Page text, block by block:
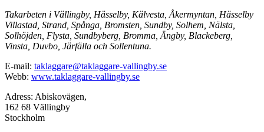
Takarbeten i Vällingby, Hässelby, Kälvesta, Åkermyntan, Hässelby
Villastad, Strand, Spånga, Bromsten, Sundby, Solhem, Nälsta,
Solhöjden, Flysta, Sundbyberg, Bromma, Ängby, Blackeberg,
Vinsta, Duvbo, Järfälla och Sollentuna.
E-mail: taklaggare@taklaggare-vallingby.se
Webb: www.taklaggare-vallingby.se
Adress: Abiskovägen,
162 68 Vällingby
Stockholm